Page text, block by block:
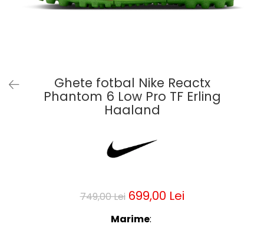
Bluze fotbal copii
Sorturi fotbal femei
Pantaloni lungi fotbal femei
Ghete fotbal Nike Reactx
Phantom 6 Low Pro TF Erling
Haaland
749,00 Lei 699,00 Lei
Marime: